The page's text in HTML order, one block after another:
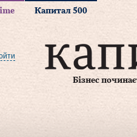
Капитал 500
Бізнес